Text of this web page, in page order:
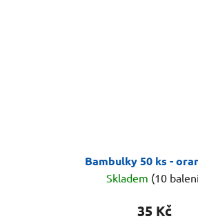
Bambulky 50 ks -
Skladem (10
35 Kč